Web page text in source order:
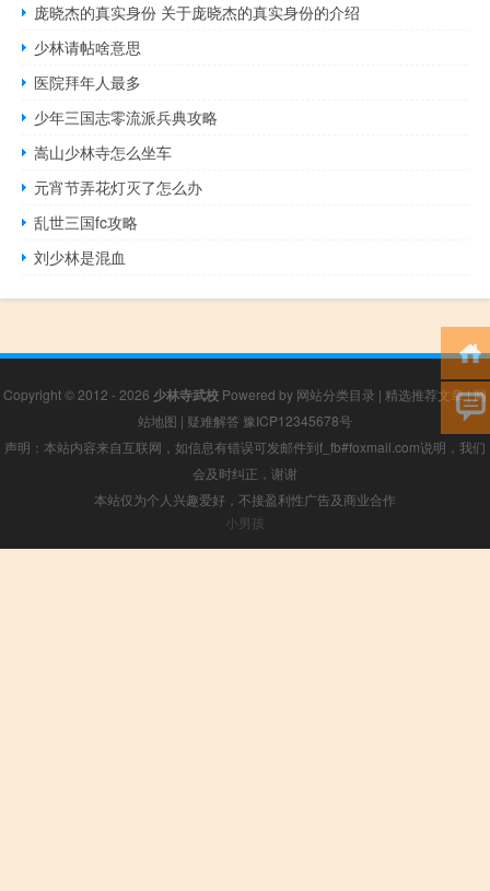
庞晓杰的真实身份 关于庞晓杰的真实身份的介绍
少林请帖啥意思
医院拜年人最多
少年三国志零流派兵典攻略
嵩山少林寺怎么坐车
元宵节弄花灯灭了怎么办
乱世三国fc攻略
刘少林是混血
Copyright © 2012 - 2026 少林寺武校 Powered by 网站分类目录 | 精选推荐文章|网
站地图 | 疑难解答 豫ICP12345678号
声明：本站内容来自互联网，如信息有错误可发邮件到f_fb#foxmail.com说明，我们
会及时纠正，谢谢
本站仅为个人兴趣爱好，不接盈利性广告及商业合作
小男孩